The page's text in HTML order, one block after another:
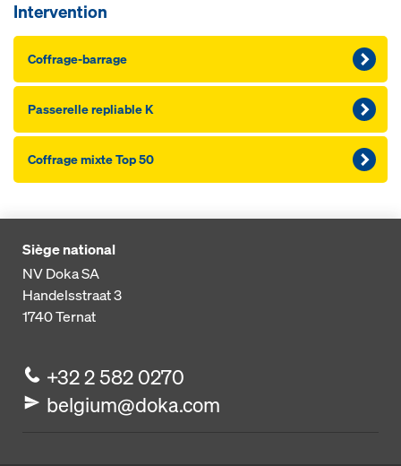
Intervention
Coffrage-barrage
Passerelle repliable K
Coffrage mixte Top 50
Siège national
NV Doka SA
Handelsstraat 3
1740Ternat
+32 2 582 0270
belgium@doka.com